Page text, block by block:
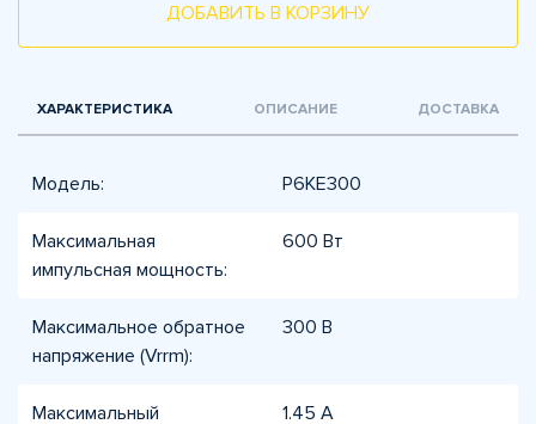
ДОБАВИТЬ В КОРЗИНУ
ХАРАКТЕРИСТИКА ОПИСАНИЕ ДОСТАВКА
Модель: P6KE300
Максимальная
импульсная мощность:
600 Вт
Максимальное обратное
напряжение (Vrrm):
300 В
Максимальный
1.45 А